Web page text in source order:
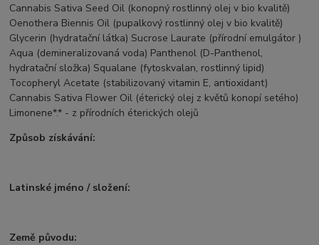
Cannabis Sativa Seed Oil (konopný rostlinný olej v bio kvalitě)
Oenothera Biennis Oil (pupalkový rostlinný olej v bio kvalitě)
Glycerin (hydratační látka) Sucrose Laurate (přírodní emulgátor )
Aqua (demineralizovaná voda) Panthenol (D-Panthenol,
hydratační složka) Squalane (fytoskvalan, rostlinný lipid)
Tocopheryl Acetate (stabilizovaný vitamin E, antioxidant)
Cannabis Sativa Flower Oil (éterický olej z květů konopí setého)
Limonene*.* - z přírodních éterických olejů
Způsob získávání:
Latinské jméno / složení:
Země původu: